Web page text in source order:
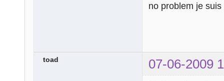
no problem je
toad 07-06-2009